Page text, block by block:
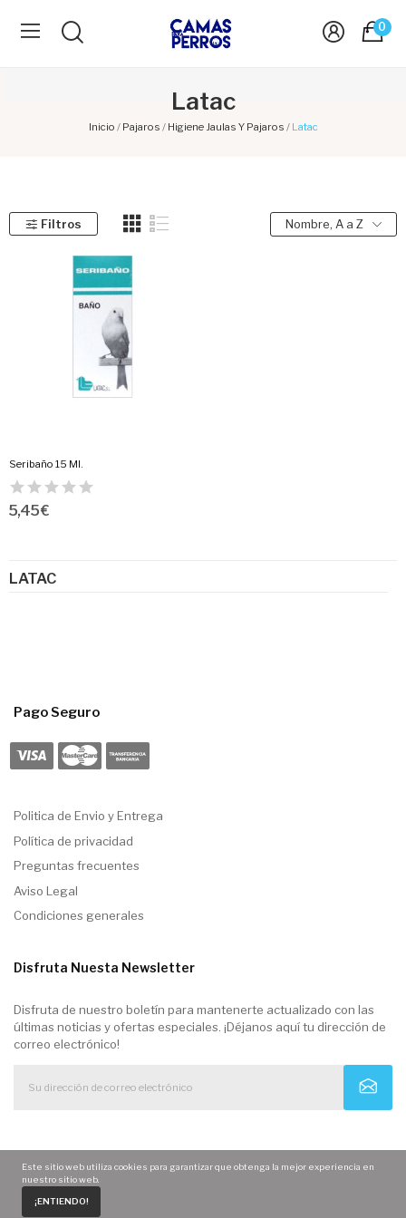
Home
0
Latac
Inicio Pajaros Higiene Jaulas Y Pajaros Latac
LATAC
Filtros Nombre, A a Z
Seribaño 15 Ml.
5,45 €
Pago Seguro
Politica de Envio y Entrega
Política de privacidad
Preguntas frecuentes
Aviso Legal
Condiciones generales
Disfruta Nuesta Newsletter
Disfruta de nuestro boletín para mantenerte actualizado con las
últimas noticias y ofertas especiales. ¡Déjanos aquí tu dirección de
correo electrónico!
Este sitio web utiliza cookies para garantizar que obtenga la mejor experiencia en
nuestro sitio web.
¡ENTIENDO!